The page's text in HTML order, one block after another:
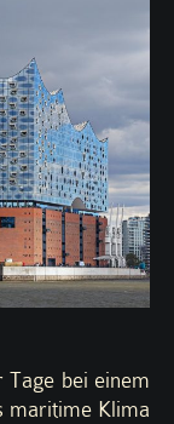
bei einem
maritime Klima